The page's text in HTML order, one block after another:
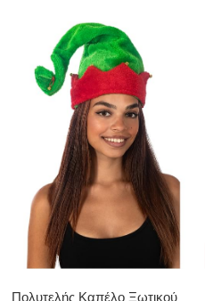
Πολυτελής Καπέλο Ξωτικού